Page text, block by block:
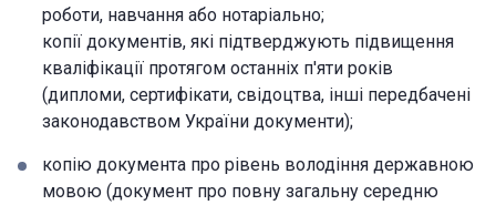
роботи, навчання або нотаріально;
копії документів, які підтверджують підвищення
кваліфікації протягом останніх п'яти років
(дипломи, сертифікати, свідоцтва, інші передбачені
законодавством України документи);
копію документа про рівень володіння державною
мовою (документ про повну загальну середню